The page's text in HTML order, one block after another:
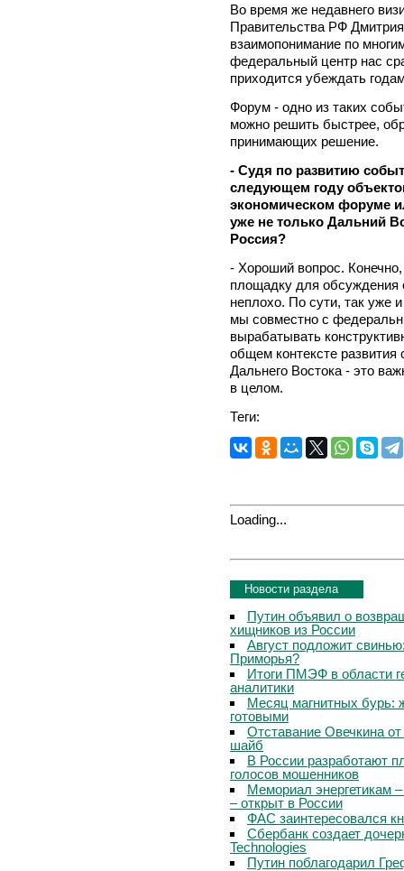
Во время же недавнего
Правительства РФ
взаимопонимание по
федеральный центр нас
приходится убеждать
Форум - одно из таких
можно решить быстрее,
принимающих решение.
- Судя по развитию
следующем году
экономическом форуме
уже не только Дальний
Россия?
- Хороший вопрос.
площадку для
неплохо. По сути, так уже
мы совместно с
вырабатывать
общем контексте
Дальнего Востока - это
в целом.
Теги:
Loading...
Новости раздела
Путин объявил о
хищников из России
Август подложит
Приморья?
Итоги ПМЭФ в области
аналитики
Месяц магнитных бурь:
готовыми
Отставание Овечкина
шайб
В России разработают
голосов мошенников
Мемориал энергетикам
– открыт в России
ФАС заинтересовался
Сбербанк создает
Technologies
Путин поблагодарил